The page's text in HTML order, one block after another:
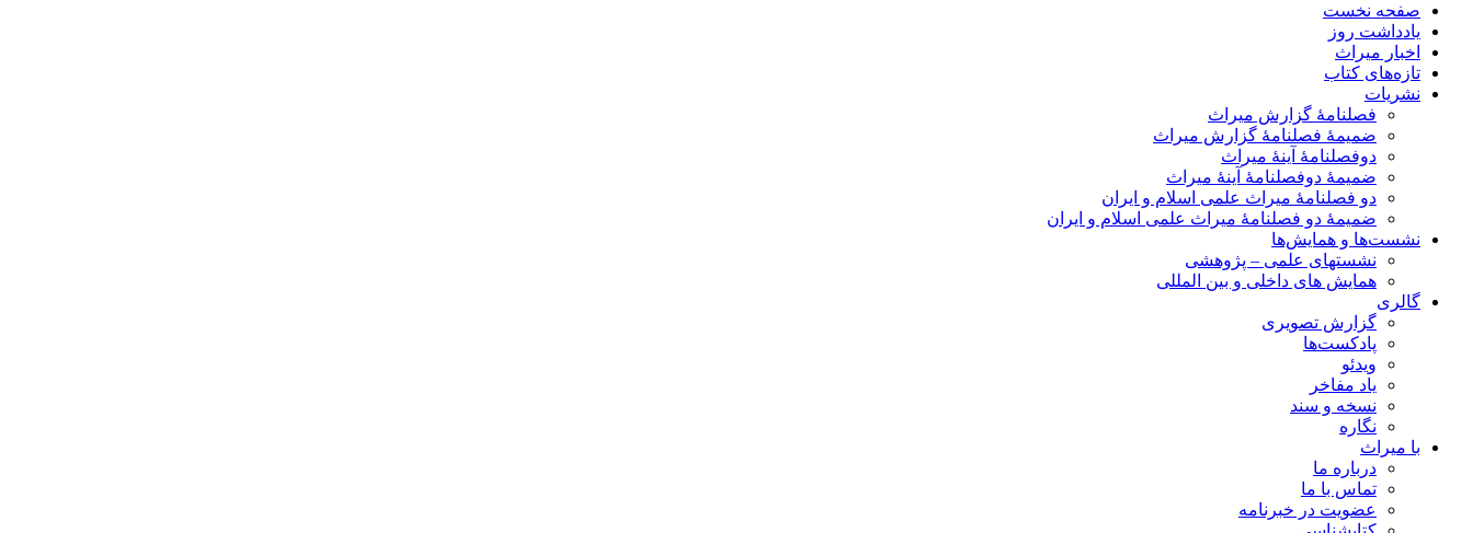
صفحه نخست
یادداشت روز
اخبار میراث
تازه‌های کتاب
نشریات
فصلنامۀ گزارش میراث
ضمیمۀ فصلنامۀ گزارش میراث
دوفصلنامۀ آینۀ میراث
ضمیمۀ دوفصلنامۀ آینۀ میراث
دو فصلنامۀ میراث علمی اسلام و ایران
ضمیمۀ دو فصلنامۀ میراث علمی اسلام و ایران
نشست‌ها و همایش‌ها
نشستهای علمی – پژوهشی
همایش های داخلی و بین المللی
گالری
گزارش تصویری
پادکست‌ها
ویدئو
یاد مفاخر
نسخه و سند
نگاره
با میراث
درباره ما
تماس با ما
عضویت در خبرنامه